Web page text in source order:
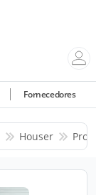
Fornecedores
Houser